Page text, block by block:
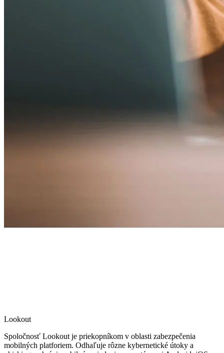
Lookout
Spoločnosť Lookout je priekopníkom v oblasti zabezpečenia
mobilných platforiem. Odhaľuje rôzne kybernetické útoky a